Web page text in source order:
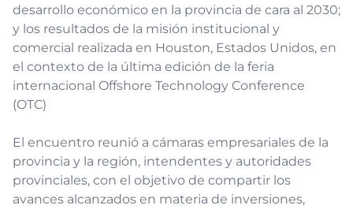
desarrollo económico en la provincia de cara al 2030;
y los resultados de la misión institucional y
comercial realizada en Houston, Estados Unidos, en
el contexto de la última edición de la feria
internacional Offshore Technology Conference
(OTC)
El encuentro reunió a cámaras empresariales de la
provincia y la región, intendentes y autoridades
provinciales, con el objetivo de compartir los
avances alcanzados en materia de inversiones,